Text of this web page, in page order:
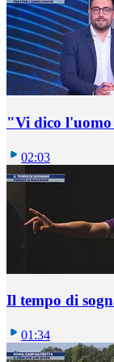
"Vi dico l'uomo
02:03
Il tempo di
01:34